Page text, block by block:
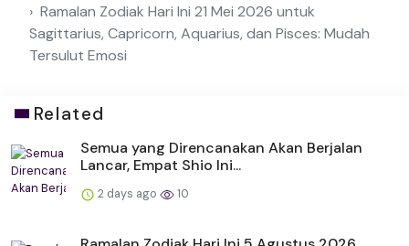
Ramalan Zodiak Hari Ini 21 Mei 2026 untuk
Sagittarius, Capricorn, Aquarius, dan Pisces: Mudah
Tersulut Emosi
Related
Semua yang Direncanakan Akan Berjalan
Lancar, Empat Shio Ini...
2 days ago 10